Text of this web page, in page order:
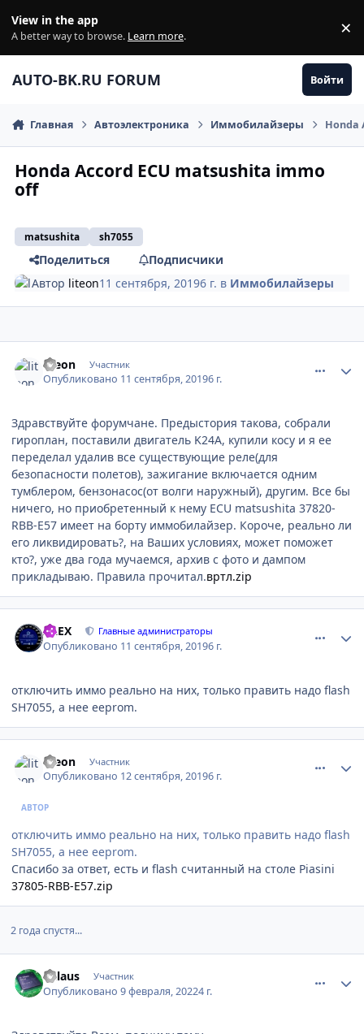
View in the app
A better way to browse. Learn more. ×
AUTO-BK.RU FORUM Войти
Главная Автоэлектроника Иммобилайзеры Honda
Honda Accord ECU matsushita immo
off
matsushita sh7055
Поделиться
Подписчики
Автор liteon11 сентября, 20196 г. в Иммобилайзеры
liteon Участник
Опубликовано 11 сентября, 20196 г.
Здравствуйте форумчане. Предыстория такова, собрали
гироплан, поставили двигатель K24A, купили косу и я ее
переделал удалив все существующие реле(для
безопасности полетов), зажигание включается одним
тумблером, бензонасос(от волги наружный), другим. Все бы
ничего, но приобретенный к нему ECU matsushita 37820-
RBB-E57 имеет на борту иммобилайзер. Короче, реально ли
его ликвидировать?, на Ваших условиях, может поможет
кто?, уже два года мучаемся, архив с фото и дампом
прикладываю. Правила прочитал.вртл.zip
ALEX Главные администраторы
Опубликовано 11 сентября, 20196 г.
отключить иммо реально на них, только править надо flash
SH7055, а нее eeprom.
liteon Участник
Опубликовано 12 сентября, 20196 г.
АВТОР
отключить иммо реально на них, только править надо flash
SH7055, а нее eeprom.
Спасибо за ответ, есть и flash считанный на столе Piasini
37805-RBB-E57.zip
2 года спустя...
aklaus Участник
Опубликовано9 февраля, 20224 г.